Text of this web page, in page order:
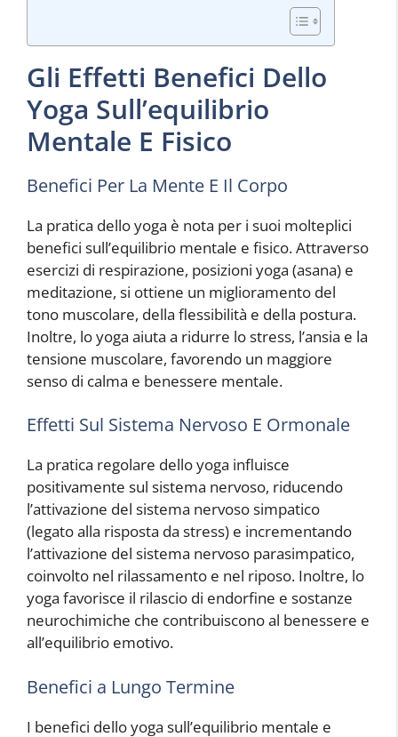
Gli Effetti Benefici Dello
Yoga Sull’equilibrio
Mentale E Fisico
Benefici Per La Mente E Il Corpo
La pratica dello yoga è nota per i suoi molteplici
benefici sull’equilibrio mentale e fisico. Attraverso
esercizi di respirazione, posizioni yoga (asana) e
meditazione, si ottiene un miglioramento del
tono muscolare, della flessibilità e della postura.
Inoltre, lo yoga aiuta a ridurre lo stress, l’ansia e la
tensione muscolare, favorendo un maggiore
senso di calma e benessere mentale.
Effetti Sul Sistema Nervoso E Ormonale
La pratica regolare dello yoga influisce
positivamente sul sistema nervoso, riducendo
l’attivazione del sistema nervoso simpatico
(legato alla risposta da stress) e incrementando
l’attivazione del sistema nervoso parasimpatico,
coinvolto nel rilassamento e nel riposo. Inoltre, lo
yoga favorisce il rilascio di endorfine e sostanze
neurochimiche che contribuiscono al benessere e
all’equilibrio emotivo.
Benefici a Lungo Termine
I benefici dello yoga sull’equilibrio mentale e